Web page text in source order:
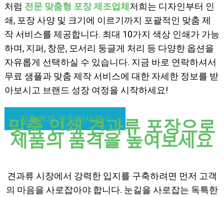
처럼 전문 맞춤형 포장 제조업체저희는 디자인부터 인
쇄, 포장 사양 및 크기에 이르기까지 포괄적인 맞춤 제
작 서비스를 제공합니다. 최대 10가지 색상 인쇄가 가능
하며, 지퍼, 창문, 모서리 둥글게 처리 등 다양한 옵션을
자유롭게 선택하실 수 있습니다. 지금 바로 연락하셔서
무료 샘플과 맞춤 제작 서비스에 대한 자세한 정보를 받
아보시고 브랜드 성장 여정을 시작하세요!
저희에게 연락하세요
맞춤 인쇄 견과류 포장으로
제품의 품격을 높여보세요
견과류 시장에서 강력한 입지를 구축하려면 먼저 고객
의 마음을 사로잡아야 합니다. 눈길을 사로잡는 독특한